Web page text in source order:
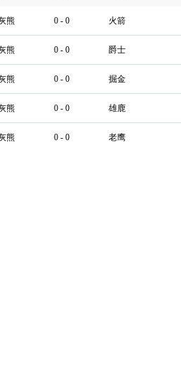
熊 0 - 0 火箭
熊 0 - 0 爵士
熊 0 - 0 掘金
熊 0 - 0 雄鹿
熊 0 - 0 老鹰